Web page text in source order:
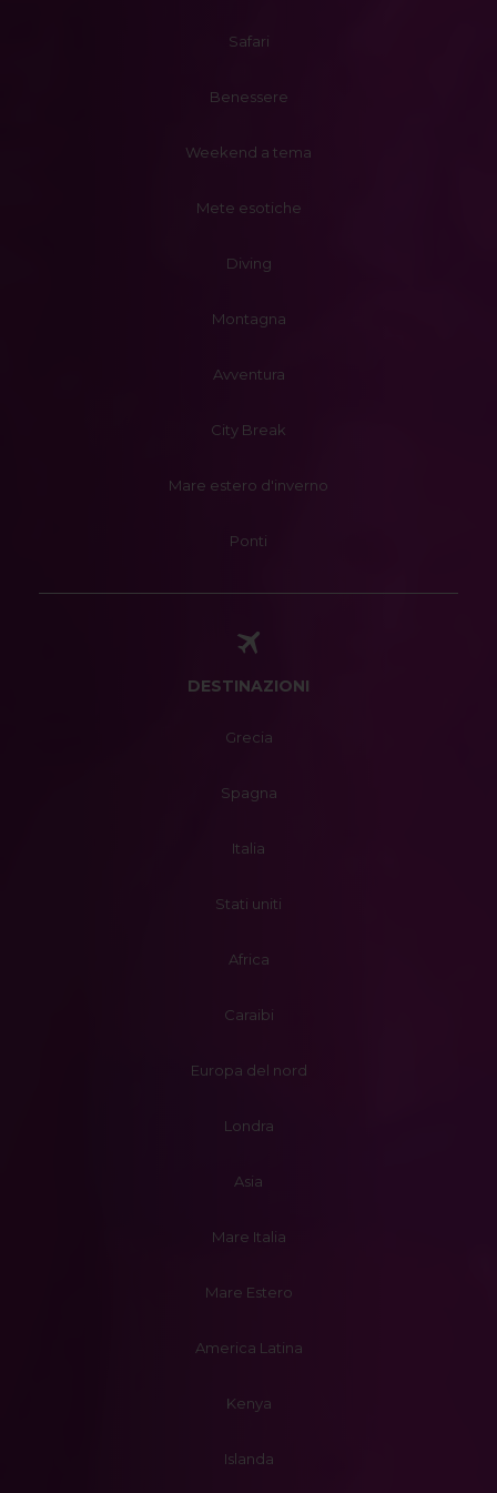
Safari
Benessere
Weekend a tema
Mete esotiche
Diving
Montagna
Avventura
City Break
Mare estero d'inverno
Ponti
DESTINAZIONI
Grecia
Spagna
Italia
Stati uniti
Africa
Caraibi
Europa del nord
Londra
Asia
Mare Italia
Mare Estero
America Latina
Kenya
Islanda